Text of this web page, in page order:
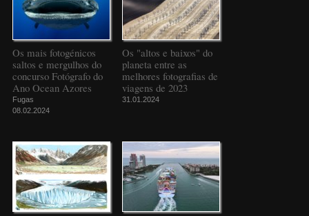
Os mais fotogénicos
saltos e mergulhos do
concurso Fotógrafo do
Ano Ocean Azores
Fugas
08.02.2024
Os "altos e baixos" do
planeta entre as
melhores fotografias de
viagens de 2023
31.01.2024